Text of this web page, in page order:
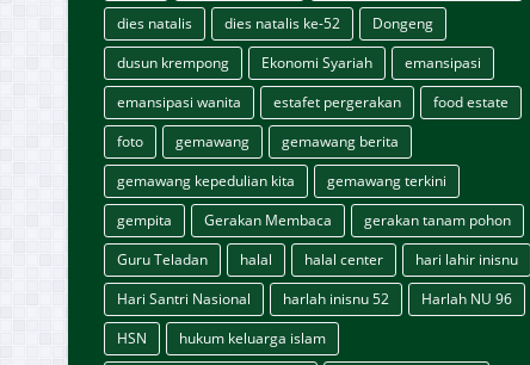
dies natalis dies natalis ke-52
Dongeng
dusun krempong
Ekonomi Syariah
emansipasi
emansipasi wanita
estafet pergerakan
food estate
foto
gemawang
gemawang berita
gemawang kepedulian kita
gemawang terkini
gempita
Gerakan Membaca
gerakan tanam pohon
Guru Teladan
halal halal center
hari lahir inisnu
Hari Santri Nasional
harlah inisnu 52
Harlah NU 96
HSN
hukum keluarga islam